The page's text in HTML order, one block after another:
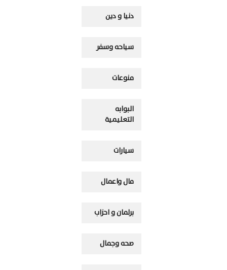
دنيا و دين
سياحه وسفر
منوعات
البوابه
التعليمية
سيارات
مال واعمال
برلمان و احزاب
صحه وجمال